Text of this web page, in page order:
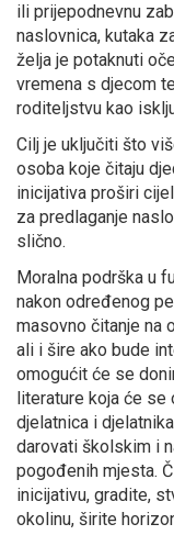
ili prijepodnevnu
naslovnica, kutaka
želja je potaknuti
vremena s djecom
roditeljstvu kao
Cilj je uključiti što
osoba koje čitaju
inicijativa proširi
za predlaganje
slično.
Moralna podrška u
nakon određenog
masovno čitanje na
ali i šire ako bude
omogućit će se
literature koja će se
djelatnica i
darovati školskim i
pogođenih mjesta.
inicijativu, gradite,
okolinu, širite